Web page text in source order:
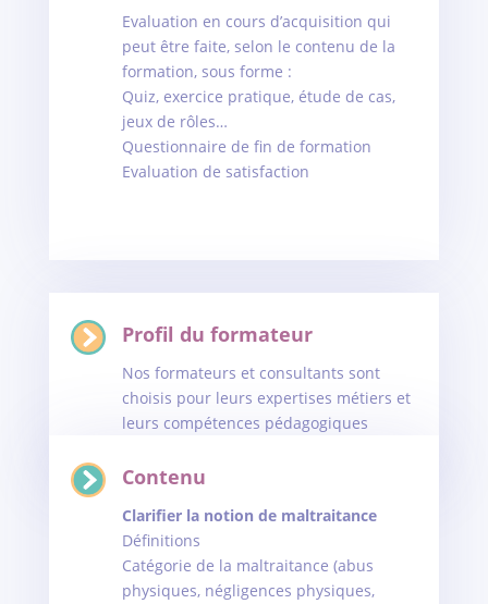
Evaluation en cours d’acquisition qui
peut être faite, selon le contenu de la
formation, sous forme :
Quiz, exercice pratique, étude de cas,
jeux de rôles…
Questionnaire de fin de formation
Evaluation de satisfaction
Profil du formateur
Nos formateurs et consultants sont
choisis pour leurs expertises métiers et
leurs compétences pédagogiques
Contenu
Clarifier la notion de maltraitance
Définitions
Catégorie de la maltraitance (abus
physiques, négligences physiques,